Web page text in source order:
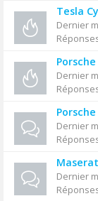
Tesla
Dernier
Dernier
Dernier
Dernier